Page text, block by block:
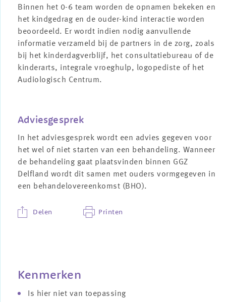
Binnen het 0-6 team worden de opnamen bekeken en
het kindgedrag en de ouder-kind interactie worden
beoordeeld. Er wordt indien nodig aanvullende
informatie verzameld bij de partners in de zorg, zoals
bij het kinderdagverblijf, het consultatiebureau of de
kinderarts, integrale vroeghulp, logopediste of het
Audiologisch Centrum.
Adviesgesprek
In het adviesgesprek wordt een advies gegeven voor
het wel of niet starten van een behandeling. Wanneer
de behandeling gaat plaatsvinden binnen GGZ
Delfland wordt dit samen met ouders vormgegeven in
een behandelovereenkomst (BHO).
Printen
Delen
Kenmerken
Is hier niet van toepassing